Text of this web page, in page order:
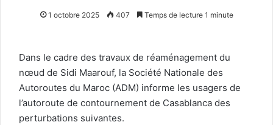
1 octobre 2025 407 Temps de lecture 1 minute
Dans le cadre des travaux de réaménagement du
nœud de Sidi Maarouf, la Société Nationale des
Autoroutes du Maroc (ADM) informe les usagers de
l’autoroute de contournement de Casablanca des
perturbations suivantes.